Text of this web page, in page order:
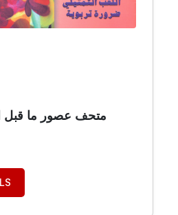
متحف عصور ما قبل